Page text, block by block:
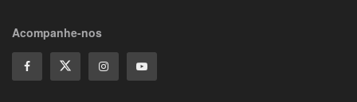
Acompanhe-nos